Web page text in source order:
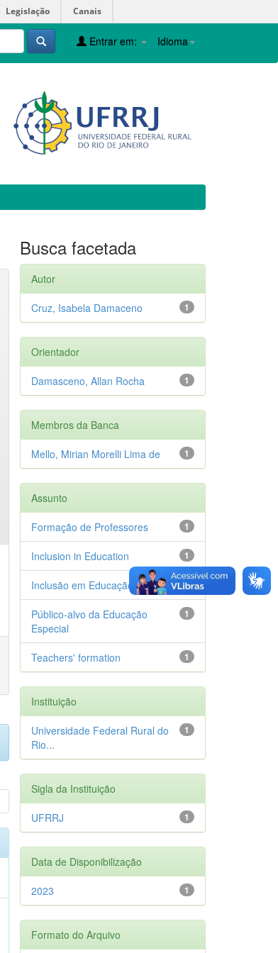
Legislação Canais
Idioma
Entrar em:
Busca facetada
Autor
1
Cruz, Isabela Damaceno
Orientador
1
Damasceno, Allan Rocha
Membros da Banca
1
Mello, Mirian Morelli Lima de
Assunto
1
Formação de Professores
1
Inclusion in Education
1
Inclusão em Educação
1
Público-alvo da Educação
Especial
1
Teachers' formation
Instituição
1
Universidade Federal Rural do
Rio...
Sigla da Instituição
1
UFRRJ
Data de Disponibilização
1
2023
Formato do Arquivo